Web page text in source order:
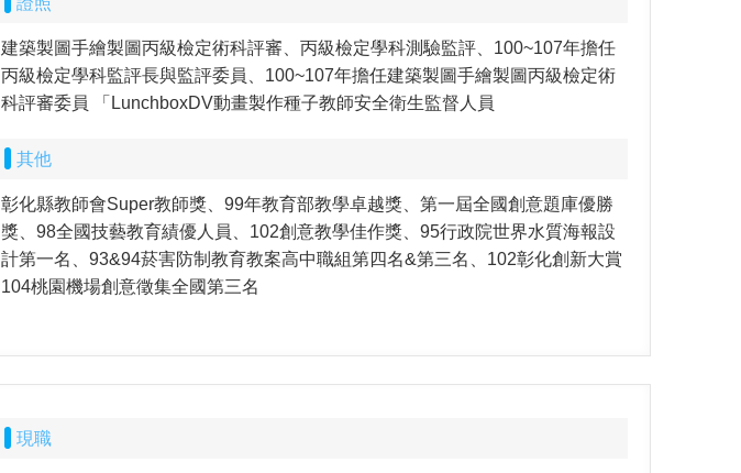
建築製圖手繪製圖丙級檢定術科評審、丙級檢定學科測驗監評、100~107年擔任
丙級檢定學科監評長與監評委員、100~107年擔任建築製圖手繪製圖丙級檢定術
科評審委員 「LunchboxDV動畫製作種子教師安全衛生監督人員
其他
彰化縣教師會Super教師獎、99年教育部教學卓越獎、第一屆全國創意題庫優勝
獎、98全國技藝教育績優人員、102創意教學佳作獎、95行政院世界水質海報設
計第一名、93&94菸害防制教育教案高中職組第四名&第三名、102彰化創新大賞
104桃園機場創意徵集全國第三名
現職